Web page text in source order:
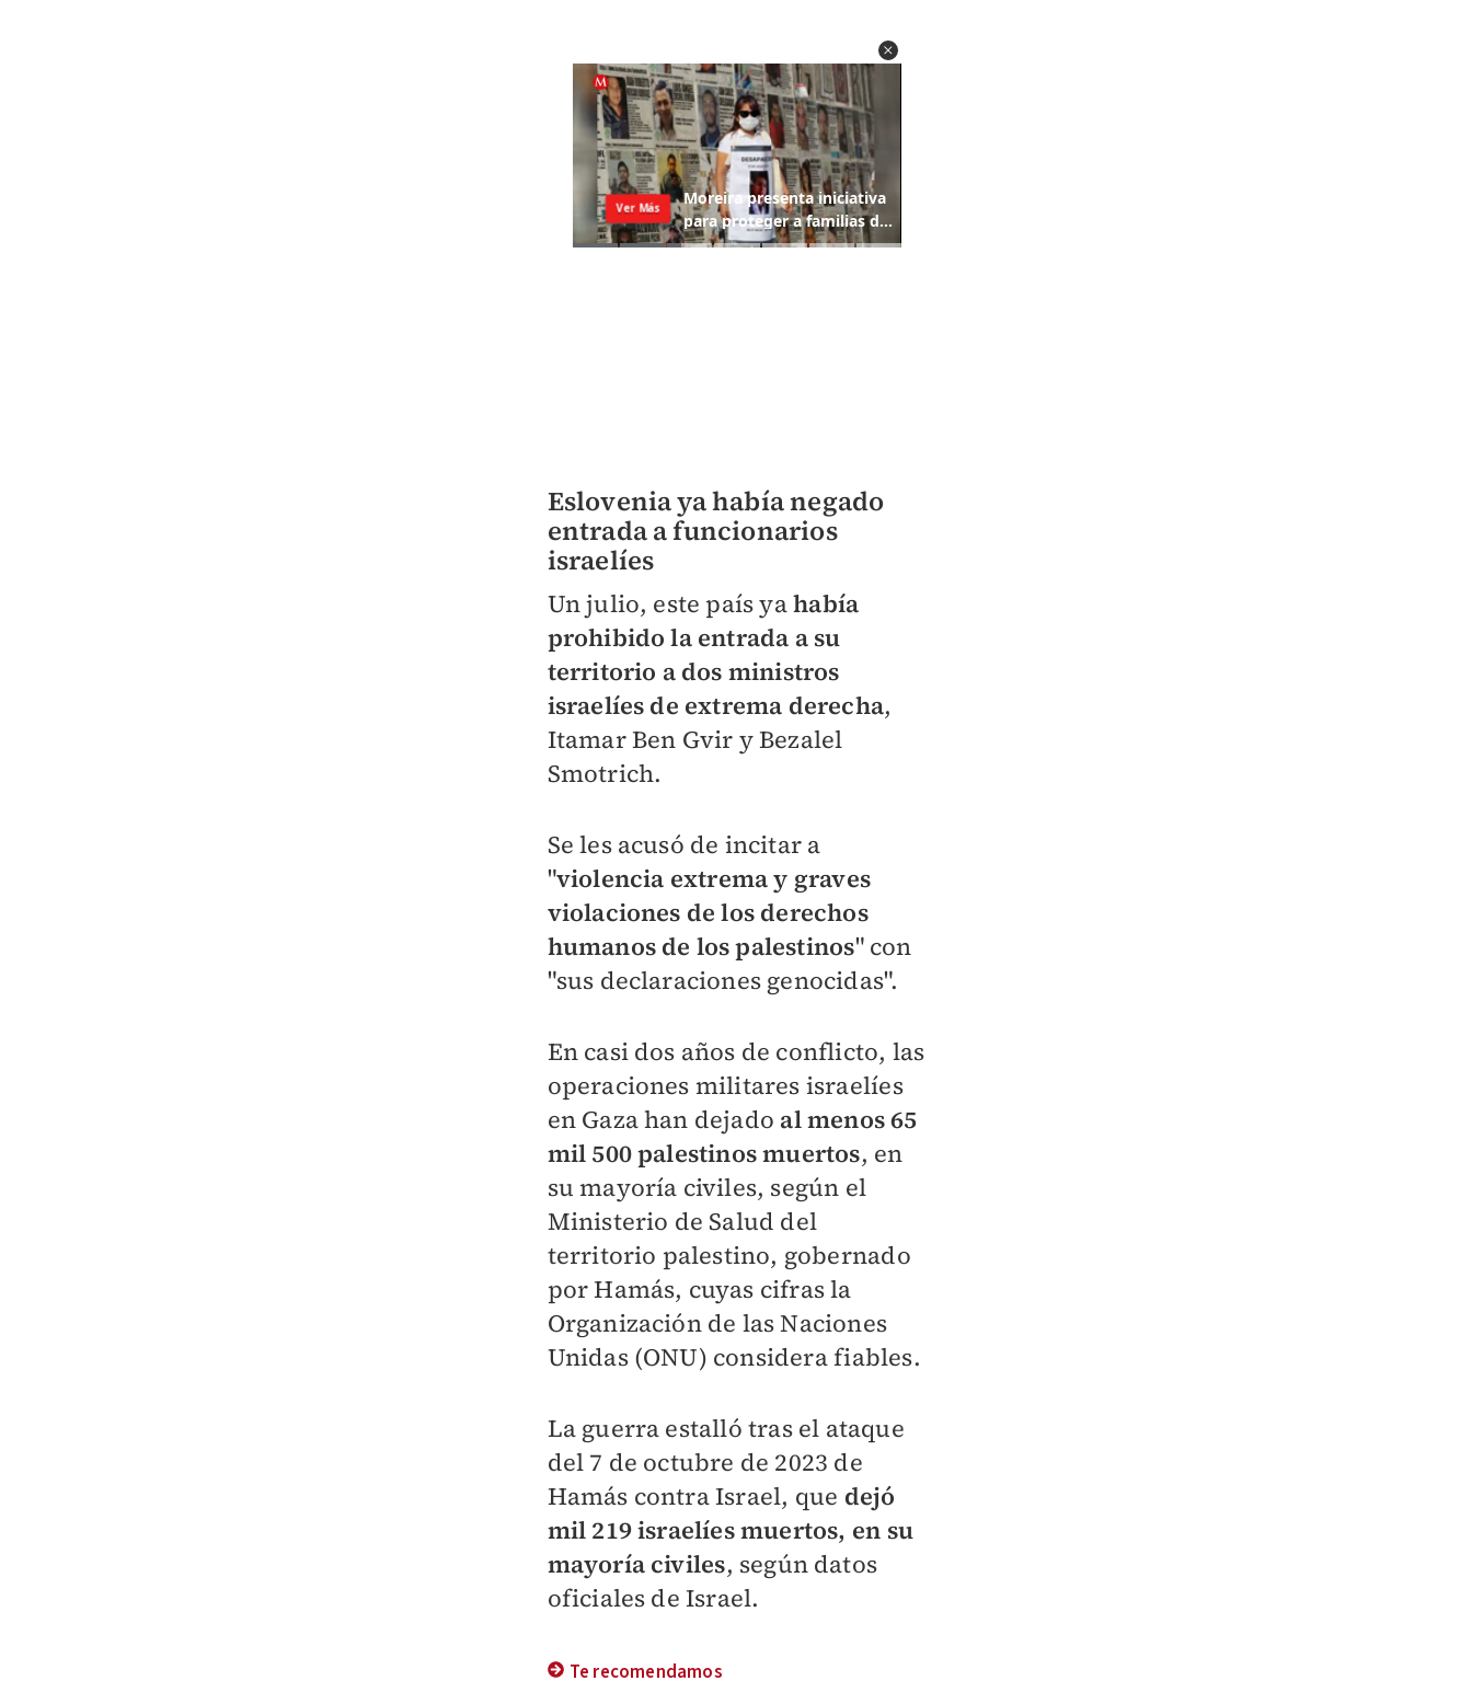
Eslovenia ya había negado
entrada a funcionarios
israelíes
Un julio, este país yahabía
prohibido la entrada a su
territorio a dos ministros
israelíes de extrema derecha,
Itamar Ben Gvir y Bezalel
Smotrich.
Se les acusó de incitar a
"violencia extrema y graves
violaciones de los derechos
humanos de los palestinos" con
"sus declaraciones genocidas".
En casi dos años de conflicto, las
operaciones militares israelíes
en Gaza han dejado al menos 65
mil 500 palestinos muertos, en
su mayoría civiles, según el
Ministerio de Salud del
territorio palestino, gobernado
por Hamás, cuyas cifras la
Organización de las Naciones
Unidas (ONU) considera fiables.
La guerra estalló tras el ataque
del 7 de octubre de 2023 de
Hamás contra Israel, que dejó
mil 219 israelíes muertos, en su
mayoría civiles, según datos
oficiales de Israel.
Te recomendamos